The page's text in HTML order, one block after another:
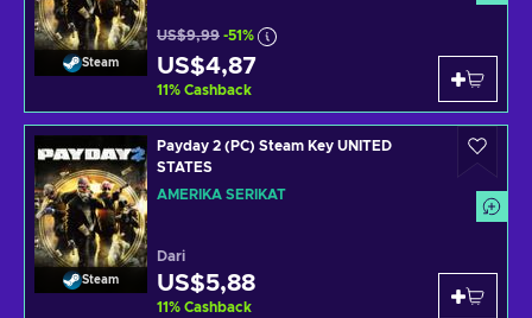
Steam
US$9,99 -51%
US$4,87
11% Cashback
Steam
Payday 2 (PC) Steam Key UNITED
STATES
AMERIKA SERIKAT
Dari
US$5,88
11% Cashback